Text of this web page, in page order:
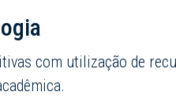
com utilização de